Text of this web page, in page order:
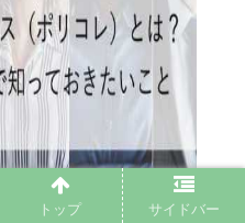
トップ サイドバー